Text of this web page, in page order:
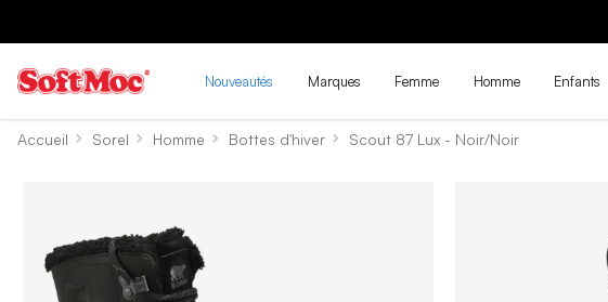
LES
Nouveautés Marques Femme Homme Enfants
Accueil Sorel Homme Bottes d'hiver Scout 87 Lux - Noir/Noir